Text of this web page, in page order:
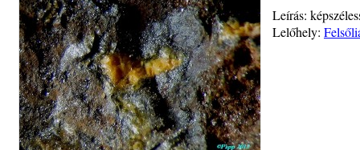
Leírás:
Lelőhely: